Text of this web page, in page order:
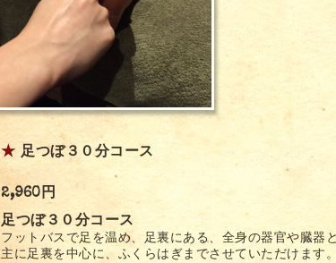
★ 足つぼ３０分コース
2,960円
足つぼ３０分コース
フットバスで足を温め、足裏にある、全身の器官や臓器
主に足裏を中心に、ふくらはぎまでさせていただけます